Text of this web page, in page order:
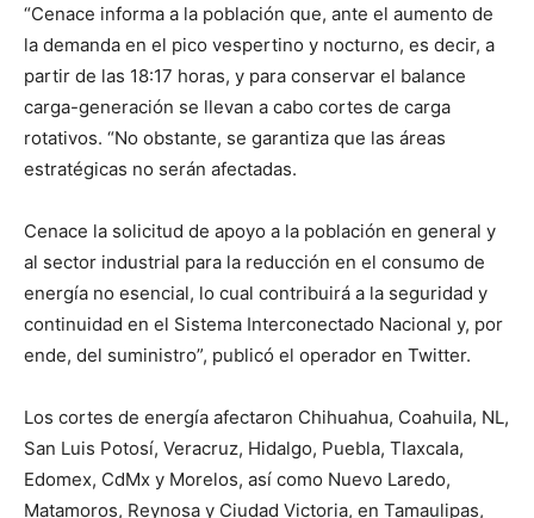
“Cenace informa a la población que, ante el aumento de
la demanda en el pico vespertino y nocturno, es decir, a
partir de las 18:17 horas, y para conservar el balance
carga-generación se llevan a cabo cortes de carga
rotativos. “No obstante, se garantiza que las áreas
estratégicas no serán afectadas.
Cenace la solicitud de apoyo a la población en general y
al sector industrial para la reducción en el consumo de
energía no esencial, lo cual contribuirá a la seguridad y
continuidad en el Sistema Interconectado Nacional y, por
ende, del suministro”, publicó el operador en Twitter.
Los cortes de energía afectaron Chihuahua, Coahuila, NL,
San Luis Potosí, Veracruz, Hidalgo, Puebla, Tlaxcala,
Edomex, CdMx y Morelos, así como Nuevo Laredo,
Matamoros, Reynosa y Ciudad Victoria, en Tamaulipas,